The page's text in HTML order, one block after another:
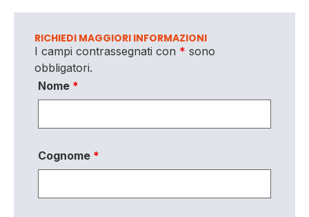
RICHIEDI MAGGIORI INFORMAZIONI
I campi contrassegnati con * sono
obbligatori.
Nome *
Cognome *